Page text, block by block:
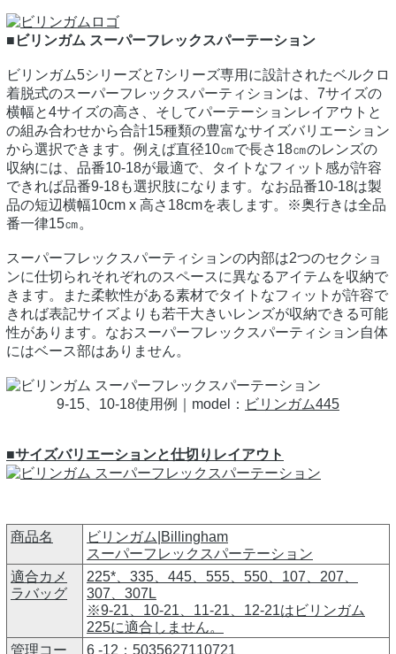
■ビリンガム スーパーフレックスパーテーション
ビリンガム5シリーズと7シリーズ専用に設計されたベルクロ
着脱式のスーパーフレックスパーティションは、7サイズの
横幅と4サイズの高さ、そしてパーテーションレイアウトと
の組み合わせから合計15種類の豊富なサイズバリエーション
から選択できます。例えば直径10㎝で長さ18㎝のレンズの
収納には、品番10-18が最適で、タイトなフィット感が許容
できれば品番9-18も選択肢になります。なお品番10-18は製
品の短辺横幅10cm x 高さ18cmを表します。※奥行きは全品
番一律15㎝。
スーパーフレックスパーティションの内部は2つのセクショ
ンに仕切られそれぞれのスペースに異なるアイテムを収納で
きます。また柔軟性がある素材でタイトなフィットが許容で
きれば表記サイズよりも若干大きいレンズが収納できる可能
性があります。なおスーパーフレックスパーティション自体
にはベース部はありません。
9-15、10-18使用例｜model： ビリンガム445
■サイズバリエーションと仕切りレイアウト
商品名
ビリンガム|Billingham
スーパーフレックスパーテーション
適合カメ
ラバッグ
225*、335、445、555、550、107、207、
307、307L
※9-21、10-21、11-21、12-21はビリンガム
225に適合しません。
管理コー
6 -12：5035627110721